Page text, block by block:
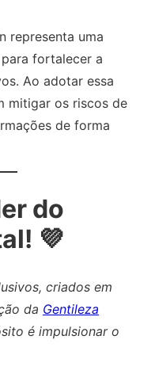
representa uma
fortalecer a
Ao adotar essa
mitigar os riscos de
de forma
do
💜
criados em
da Gentileza
é impulsionar o